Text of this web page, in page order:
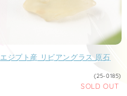
エジプト産 リビアングラス 原石
(25-0185)
SOLD OUT